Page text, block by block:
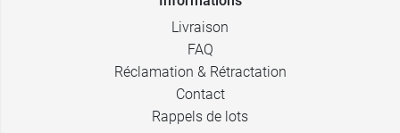
Livraison
FAQ
Réclamation & Rétractation
Contact
Rappels de lots